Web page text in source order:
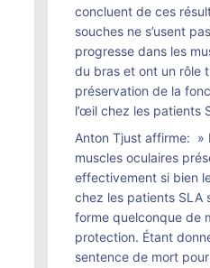
concluent de ces
souches ne s’usent
progresse dans les
du bras et ont un rôle
préservation de la
l’œil chez les patients
Anton Tjust affirme: »
muscles oculaires
effectivement si bien
chez les patients SLA
forme quelconque de
protection. Étant
sentence de mort